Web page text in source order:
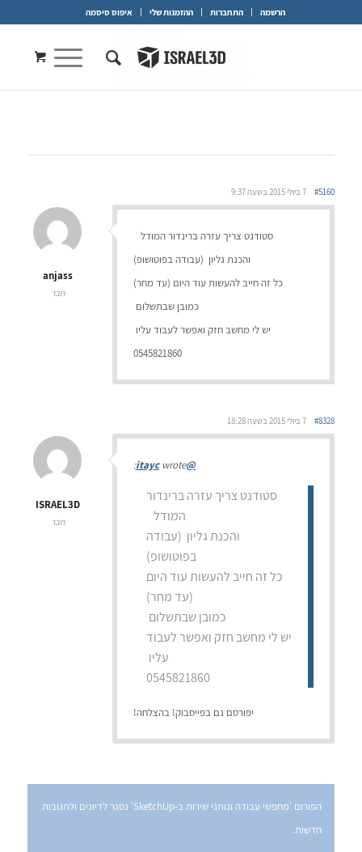
הרשמה התחברות ההזמנות שלי איפוס סיסמה
7 ביולי 2015 בשעה 9:37 #5160
anjass
חבר
סטודנט צריך עזרה ברינדור המודל
והכנת גליון (עבודה בפוטושופ)
כל זה חייב להעשות עוד היום (עד מחר)
כמובן שבתשלום
יש לי מחשב חזק ואפשר לעבוד עליו
0545821860
7 ביולי 2015 בשעה 18:28 #8328
ISRAEL3D
חבר
@itayc
wrote:
סטודנט צריך עזרה ברינדור
המודל
והכנת גליון (עבודה
בפוטושופ)
כל זה חייב להעשות עוד היום
(עד מחר)
כמובן שבתשלום
יש לי מחשב חזק ואפשר לעבוד
עליו
0545821860
יפורסם גם בפייסבוק! בהצלחה!
הפורום 'מחפשי עבודה ונותני שירות ב-SketchUp' נסגר לדיונים ולתגובות
חדשות.